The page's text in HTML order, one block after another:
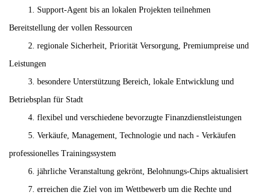
1. Support-Agent bis an lokalen Projekten teilnehmen
Bereitstellung der vollen Ressourcen
2. regionale Sicherheit, Priorität Versorgung, Premiumpreise und
Leistungen
3. besondere Unterstützung Bereich, lokale Entwicklung und
Betriebsplan für Stadt
4. flexibel und verschiedene bevorzugte Finanzdienstleistungen
5. Verkäufe, Management, Technologie und nach - Verkäufen
professionelles Trainingssystem
6. jährliche Veranstaltung gekrönt, Belohnungs-Chips aktualisiert
7. erreichen die Ziel von im Wettbewerb um die Rechte und